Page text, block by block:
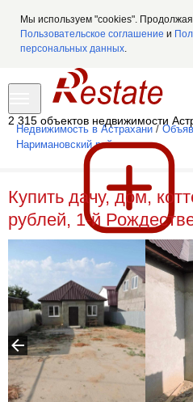
Мы используем "cookies".
Пользовательское соглашение и
персональных данных.
2 315 объектов недвижимости
Недвижимость в Астрахани /
Наримановский район
Купить дачу, дом,
рублей, 1-й